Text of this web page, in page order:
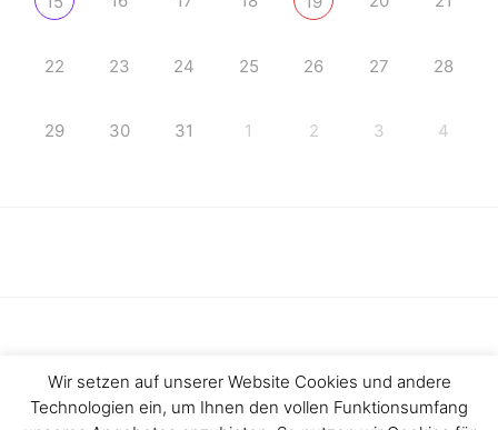
22 23 24 25 26 27 28
29 30 31 1 2 3 4
Wir setzen auf unserer Website Cookies und andere
Technologien ein, um Ihnen den vollen Funktionsumfang